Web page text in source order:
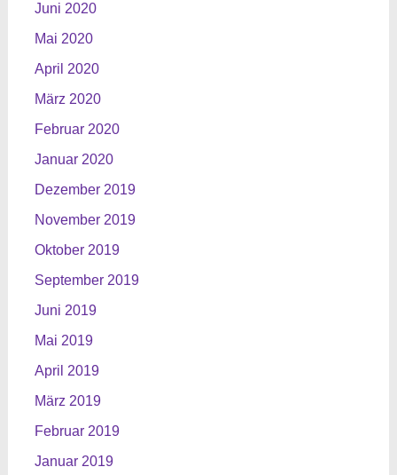
Juni 2020
Mai 2020
April 2020
März 2020
Februar 2020
Januar 2020
Dezember 2019
November 2019
Oktober 2019
September 2019
Juni 2019
Mai 2019
April 2019
März 2019
Februar 2019
Januar 2019